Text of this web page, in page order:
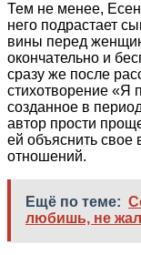
Тем не менее,
него подрастает
вины перед
окончательно и
сразу же после
стихотворение «Я
созданное в
автор прости
ей объяснить
отношений.
Ещё по теме:
любишь, не